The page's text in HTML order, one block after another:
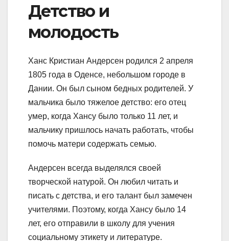
Детство и
молодость
Ханс Кристиан Андерсен родился 2 апреля
1805 года в Оденсе, небольшом городе в
Дании. Он был сыном бедных родителей. У
мальчика было тяжелое детство: его отец
умер, когда Хансу было только 11 лет, и
мальчику пришлось начать работать, чтобы
помочь матери содержать семью.
Андерсен всегда выделялся своей
творческой натурой. Он любил читать и
писать с детства, и его талант был замечен
учителями. Поэтому, когда Хансу было 14
лет, его отправили в школу для учения
социальному этикету и литературе.